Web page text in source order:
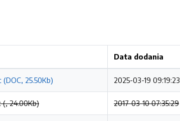
Data dodania
25.50Kb) 2025-03-19 09:19:23
(, 24.00Kb) 2017-03-10 07:35:29